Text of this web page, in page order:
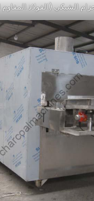
الشبكي (الفولاذ المقاوم